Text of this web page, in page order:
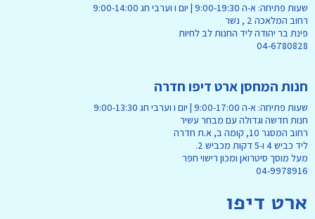
שעות פתיחה: א-ה 9:00-19:30 | יום ו וערבי חג 9:00-14:00
רחוב המלאכה 2 , נשר
פינת בר יהודה ליד החנות לב לחיות
04-6780828
חנות המחסן ארט דיפו חדרה
שעות פתיחה: א-ה 9:00-17:00 | יום ו וערבי חג 9:00-13:30
חנות חדשה וגדולה עם מבחר עשיר
רחוב המסגר 10, קומה ב, א.ת חדרה
ליד כביש 4 ו-5 דקות מכביש 2.
מעל מוסך סיטרואן ומכון רישוי חפר
04-9978916
ארט דיפו